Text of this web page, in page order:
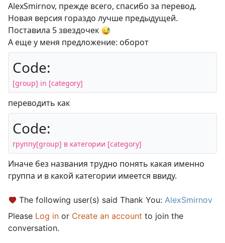
AlexSmirnov, прежде всего, спасибо за перевод.
Новая версия гораздо лучше предыдущей.
Поставила 5 звездочек
А еще у меня предложение: оборот
Code:
[group] in [category]
переводить как
Code:
группу[group] в категории [category]
Иначе без названия трудно понять какая именно
группа и в какой категории имеется ввиду.
The following user(s) said Thank You: AlexSmirnov
Please Log in or Create an account to join the
conversation.